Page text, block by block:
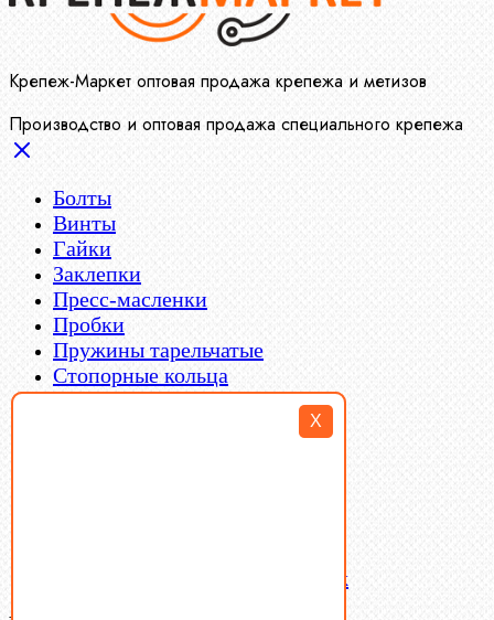
X
Крепеж-Маркет оптовая продажа крепежа и метизов
Производство и оптовая продажа специального крепежа
Болты
Винты
Гайки
Заклепки
Пресс-масленки
Пробки
Пружины тарельчатые
Стопорные кольца
Такелаж
Латунный и бронзовый крепеж